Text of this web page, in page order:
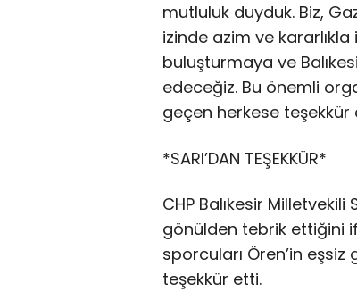
mutluluk duyduk. Biz,
izinde azim ve
buluşturmaya ve
edeceğiz. Bu önemli
geçen herkese teşekkür
*SARI’DAN TEŞEKKÜR*
CHP Balıkesir
gönülden tebrik ettiğini
sporcuları Ören’in
teşekkür etti.